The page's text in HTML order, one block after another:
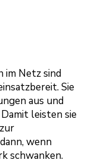
im Netz sind
Sie
aus und
leisten sie
wenn
schwanken.